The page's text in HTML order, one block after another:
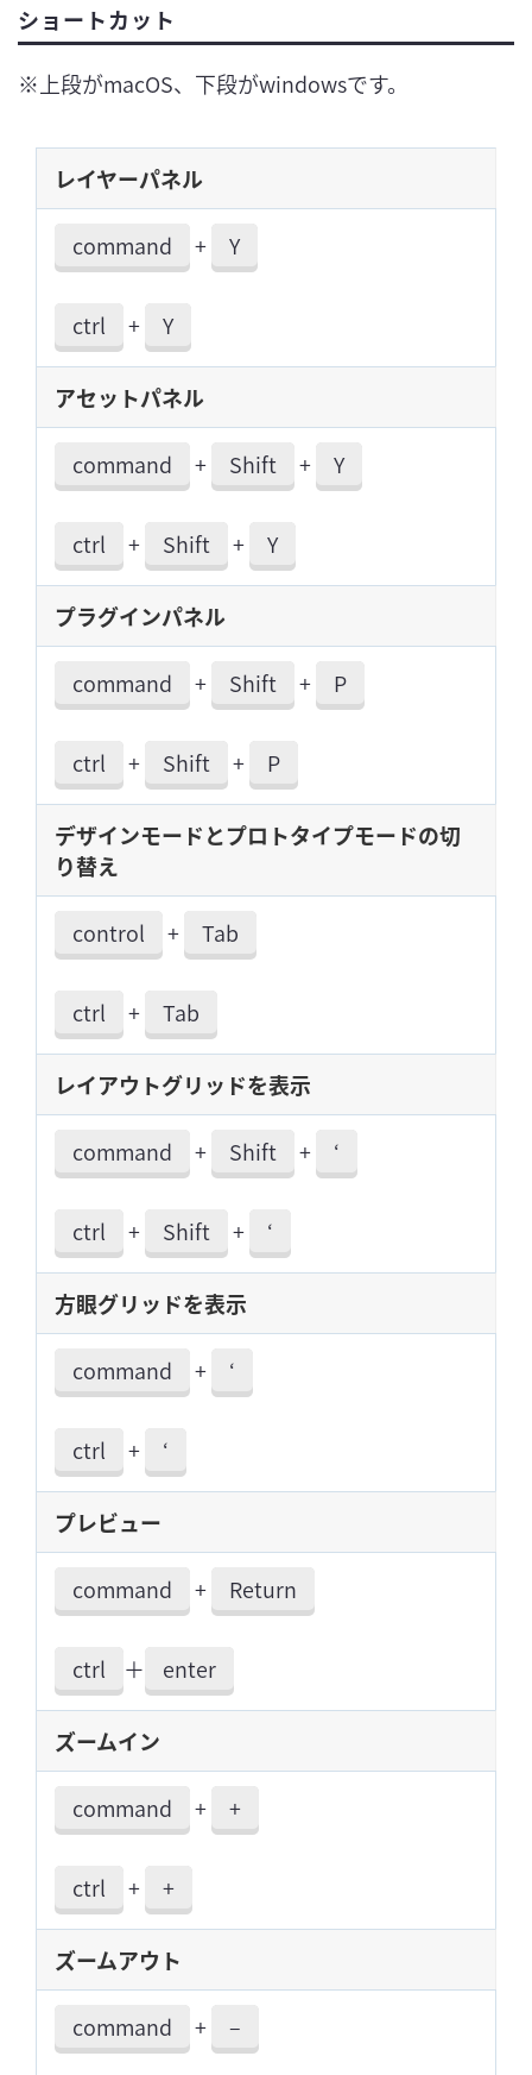
ショートカット
※上段がmacOS、下段がwindowsです。
レイヤーパネル
command + Y
ctrl + Y
アセットパネル
command + Shift + Y
ctrl + Shift + Y
プラグインパネル
command + Shift + P
ctrl + Shift + P
デザインモードとプロトタイプモードの切
り替え
control + Tab
ctrl + Tab
レイアウトグリッドを表示
command + Shift + ‘
ctrl + Shift + ‘
方眼グリッドを表示
command + ‘
ctrl + ‘
プレビュー
command + Return
ctrl ＋ enter
ズームイン
command + +
ctrl + +
ズームアウト
command + –